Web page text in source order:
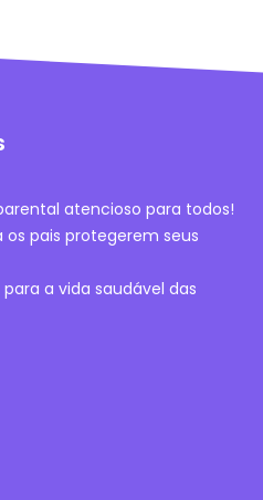
atencioso para todos!
os pais protegerem seus
a vida saudável das